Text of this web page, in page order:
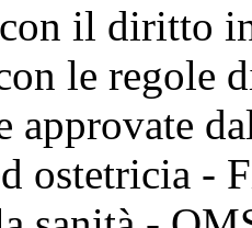
il diritto
le regole
approvate
ostetricia -